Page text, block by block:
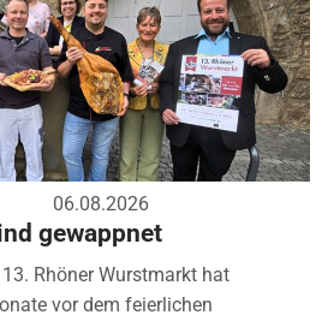
06.08.2026
gewappnet
Rhöner Wurstmarkt hat
vor dem feierlichen